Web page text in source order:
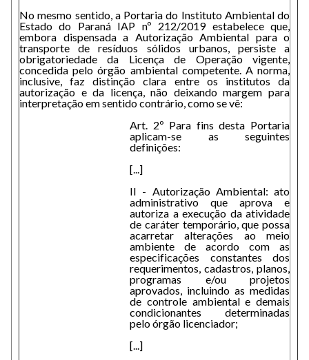
No mesmo sentido, a Portaria do Instituto Ambiental do
Estado do Paraná IAP nº 212/2019 estabelece que,
embora dispensada a Autorização Ambiental para o
transporte de resíduos sólidos urbanos, persiste a
obrigatoriedade da Licença de Operação vigente,
concedida pelo órgão ambiental competente. A norma,
inclusive, faz distinção clara entre os institutos da
autorização e da licença, não deixando margem para
interpretação em sentido contrário, como se vê:
Art. 2º Para fins desta Portaria
aplicam-se as seguintes
definições:
[...]
II - Autorização Ambiental: ato
administrativo que aprova e
autoriza a execução da atividade
de caráter temporário, que possa
acarretar alterações ao meio
ambiente de acordo com as
especificações constantes dos
requerimentos, cadastros, planos,
programas e/ou projetos
aprovados, incluindo as medidas
de controle ambiental e demais
condicionantes determinadas
pelo órgão licenciador;
[...]